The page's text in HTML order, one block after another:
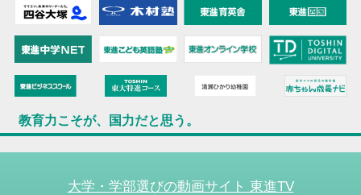
教育力こそが、国力だと思う。
大学・学部選びの動画サイト 東進TV